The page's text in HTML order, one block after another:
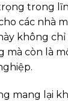
trong
các nhà
không
mà còn là
mang lại